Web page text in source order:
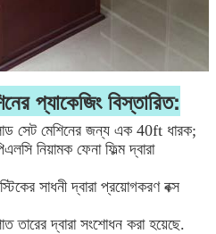
প্যাকেজিং বিস্তারিত:
সেট মেশিনের জন্য এক 40ft ধারক;
নিয়ামক ফেনা ফিল্ম দ্বারা
সাধনী দ্বারা প্রয়োগকরণ বক্স
তারের দ্বারা সংশোধন করা হয়েছে.